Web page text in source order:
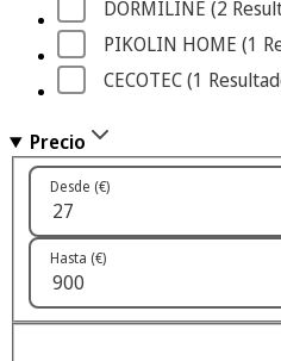
DORMILINE (2
PIKOLIN HOME (1
CECOTEC (1
Precio
Desde (€)
Hasta (€)